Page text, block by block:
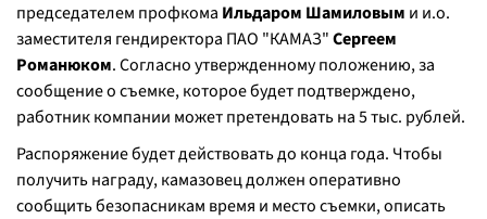
председателем профкома Ильдаром Шамиловым и и.о.
заместителя гендиректора ПАО "КАМАЗ"Сергеем
Романюком. Согласно утвержденному положению, за
сообщение о съемке, которое будет подтверждено,
работник компании может претендовать на 5 тыс. рублей.
Распоряжение будет действовать до конца года. Чтобы
получить награду, камазовец должен оперативно
сообщить безопасникам время и место съемки, описать